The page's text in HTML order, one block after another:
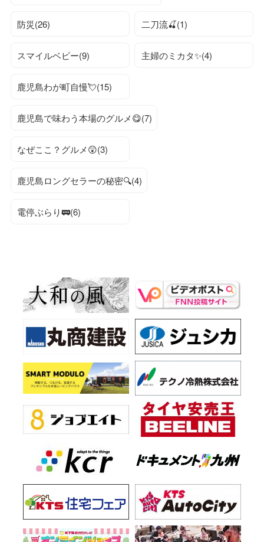
防災(26) 二刀流🍒(1)
スマイルベビー(9) 主婦のミカタ✨(4)
鹿児島わが町自慢💘(15)
鹿児島で味わう本場のグルメ😋(7)
なぜここ？グルメ😲(3)
鹿児島ロングセラーの秘密🔍(4)
電停ぶらり🚃(6)